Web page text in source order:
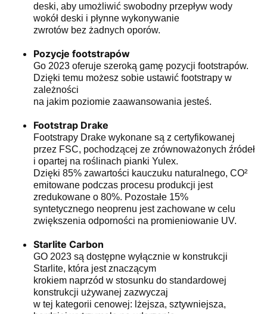
deski, aby umożliwić swobodny przepływ wody
wokół deski i płynne wykonywanie
zwrotów bez żadnych oporów.
Pozycje footstrapów
Go 2023 oferuje szeroką gamę pozycji footstrapów.
Dzięki temu możesz sobie ustawić footstrapy w
zależności
na jakim poziomie zaawansowania jesteś.
Footstrap Drake
Footstrapy Drake wykonane są z certyfikowanej
przez FSC, pochodzącej ze zrównoważonych źródeł
i opartej na roślinach pianki Yulex.
Dzięki 85% zawartości kauczuku naturalnego, CO²
emitowane podczas procesu produkcji jest
zredukowane o 80%. Pozostałe 15%
syntetycznego neoprenu jest zachowane w celu
zwiększenia odporności na promieniowanie UV.
Starlite Carbon
GO 2023 są dostępne wyłącznie w konstrukcji
Starlite, która jest znaczącym
krokiem naprzód w stosunku do standardowej
konstrukcji używanej zazwyczaj
w tej kategorii cenowej: lżejsza, sztywniejsza,